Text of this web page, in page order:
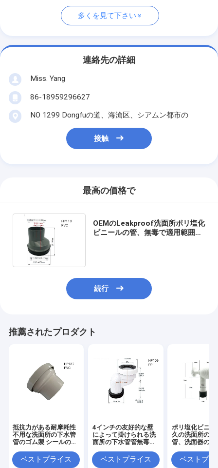
多くを見て下さい
連絡先の詳細
Miss. Yang
86-18959296627
NO 1299 Dongfuの道、海滄区、シアムン都市の
接触
最高の価格で
OEMのLeakproof洗面所ポリ塩化
ビニールの管、無毒で適用範囲が
続行
推薦されたプロダクト
抵抗力がある耐摩耗性
不用な洗面所の下水管
管のゴム製 シールの防
ベストプライス
4インチの友好的な壁
によって掛けられる洗
面所の下水管管無毒な
ベストプライス
ポリ塩化ビニー
久の洗面所の下
管、洗面器のた
不用な管
ベストプラ